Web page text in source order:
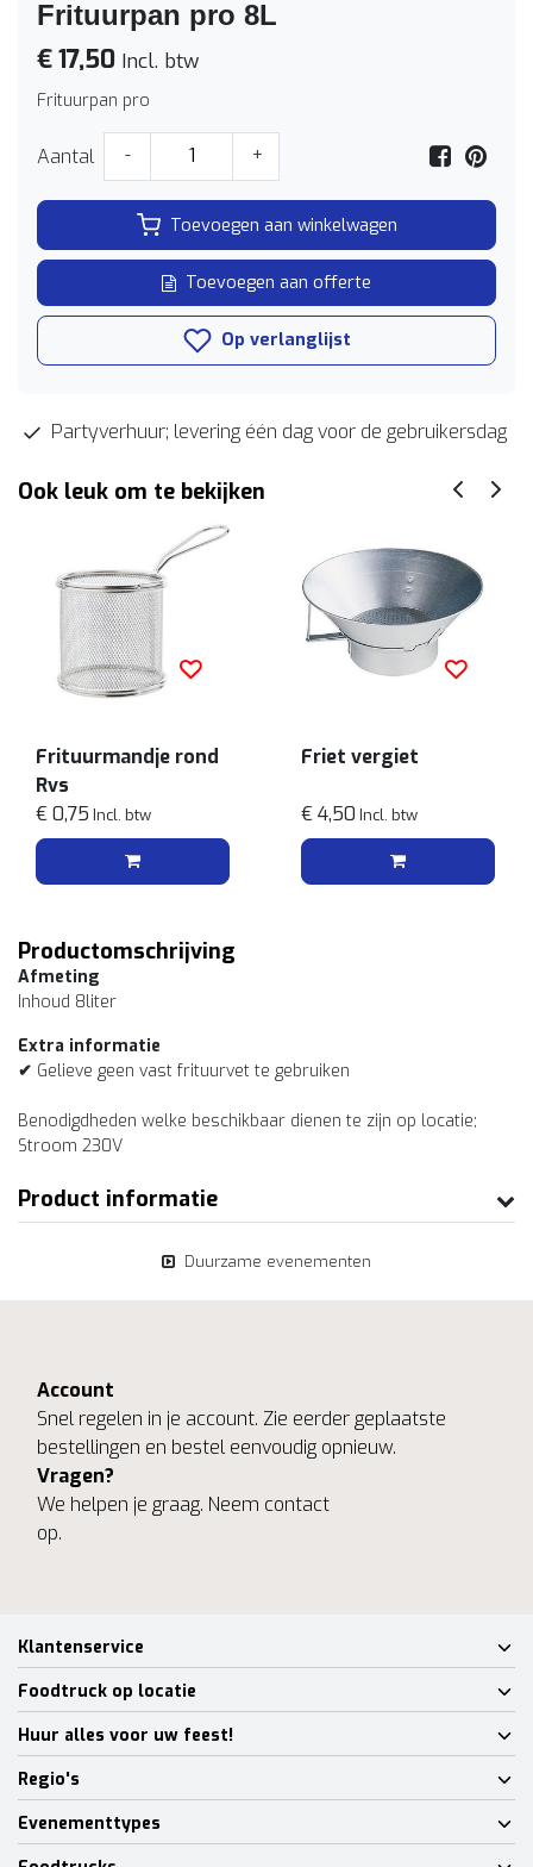
Frituurpan pro 8L
€ 17,50 Incl. btw
Frituurpan pro
Aantal - +
Toevoegen aan winkelwagen
Toevoegen aan offerte
Op verlanglijst
Partyverhuur; levering één dag voor de gebruikersdag
Ook leuk om te bekijken
Frituurmandje rond
Rvs
€ 0,75 Incl. btw
Friet vergiet
€ 4,50 Incl. btw
Productomschrijving
Afmeting
Inhoud 8liter
Extra informatie
✔ Gelieve geen vast frituurvet te gebruiken
Benodigdheden welke beschikbaar dienen te zijn op locatie;
Stroom 230V
Product informatie
Duurzame evenementen
Account
Snel regelen in je account. Zie eerder geplaatste
bestellingen en bestel eenvoudig opnieuw.
Vragen?
We helpen je graag. Neem contact
op.
Klantenservice
Foodtruck op locatie
Huur alles voor uw feest!
Regio's
Evenementtypes